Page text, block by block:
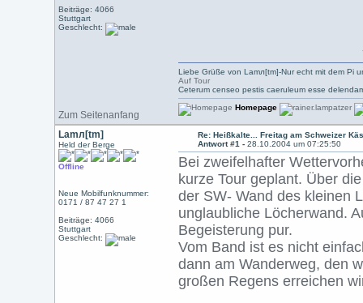
Beiträge: 4066
Stuttgart
Geschlecht:
Zum Seitenanfang
Liebe Grüße von Lamл[tm]-Nur echt mit dem Pi
Auf Tour
Ceterum censeo pestis caeruleum esse
Homepage
Lamл[tm]
Held der Berge
Offline
Neue Mobilfunknummer:
0171 / 87 47 27 1
Beiträge: 4066
Stuttgart
Geschlecht:
Re: Heißkalte... Freitag am Schweizer
Antwort #1 -28.10.2004 um 07:25:50
Bei zweifelhafter
kurze Tour geplant. Über
der SW- Wand des kleinen
unglaubliche Löcherwand.
Begeisterung pur.
Vom Band ist es nicht
dann am Wanderweg, den
großen Regens erreichen